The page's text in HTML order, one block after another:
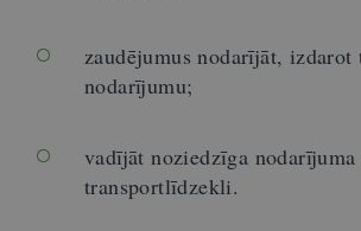
zaudējumus nodarījāt,
nodarījumu;
vadījāt noziedzīga
transportlīdzekli.